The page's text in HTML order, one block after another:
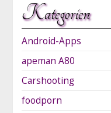
Kategorien
Android-Apps
apeman A80
Carshooting
foodporn